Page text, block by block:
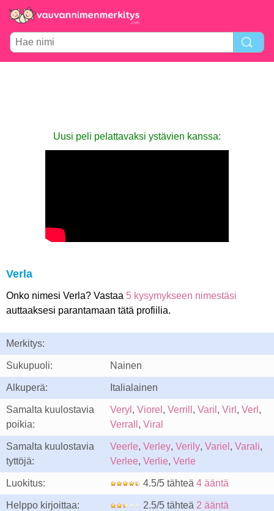
Uusi peli pelattavaksi ystävien kanssa:
Verla
Onko nimesi Verla? Vastaa 5 kysymykseen nimestäsi
auttaaksesi parantamaan tätä profiilia.
Merkitys:
Sukupuoli: Nainen
Alkuperä: Italialainen
Samalta kuulostavia
poikia:
Veryl , Viorel , Verrill , Varil , Virl , Verl ,
Verrall , Viral
Samalta kuulostavia
tyttöjä:
Veerle, Verley, Verily, Variel , Varali,
Verlee, Verlie, Verle
Luokitus: 4.5/5 tähteä 4 ääntä
Helppo kirjoittaa: 2.5/5 tähteä 2 ääntä